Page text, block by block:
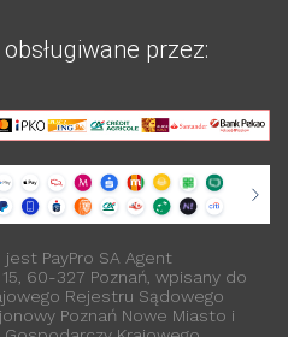
przez:
PayPro SA Agent
60-327 Poznań, wpisany do
Rejestru Sądowego
Poznań Nowe Miasto i